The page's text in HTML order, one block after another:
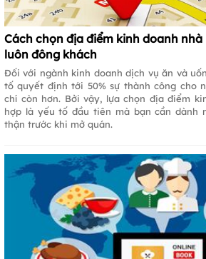
Cách chọn địa điểm kinh doanh
luôn đông khách
Đối với ngành kinh doanh dịch vụ ăn và
tố quyết định tới 50% sự thành công cho
chí còn hơn. Bởi vậy, lựa chọn địa điểm
hợp là yếu tố đầu tiên mà bạn cần dành
thận trước khi mở quán.